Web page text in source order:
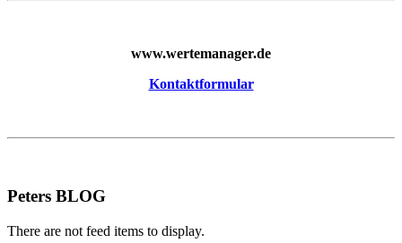
www.wertemanager.de
Kontaktformular
Peters BLOG
There are not feed items to display.